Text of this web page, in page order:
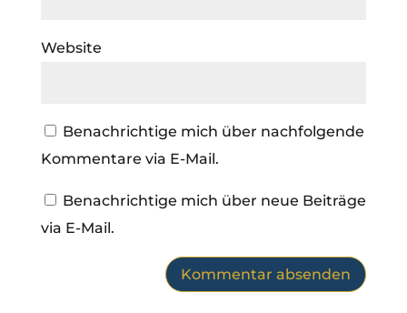
Website
Benachrichtige mich über nachfolgende
Kommentare via E-Mail.
Benachrichtige mich über neue Beiträge
via E-Mail.